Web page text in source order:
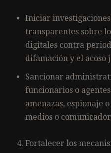
Iniciar
transparentes sobre
digitales contra
difamación y el acoso
Sancionar
funcionarios o
amenazas, espionaje
medios o
Fortalecer los